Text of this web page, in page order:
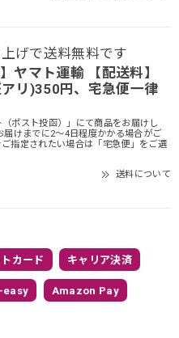
げで送料無料です
ヤマト運輸 【配送料】
リ)350円、宅急便一律
ポスト投函）」にて商品をお届けし
けまでに2～4日程度かかる場合がご
指定されたい場合は「宅急便」をご選
送料について
カード キャリア決済
easy Amazon Pay